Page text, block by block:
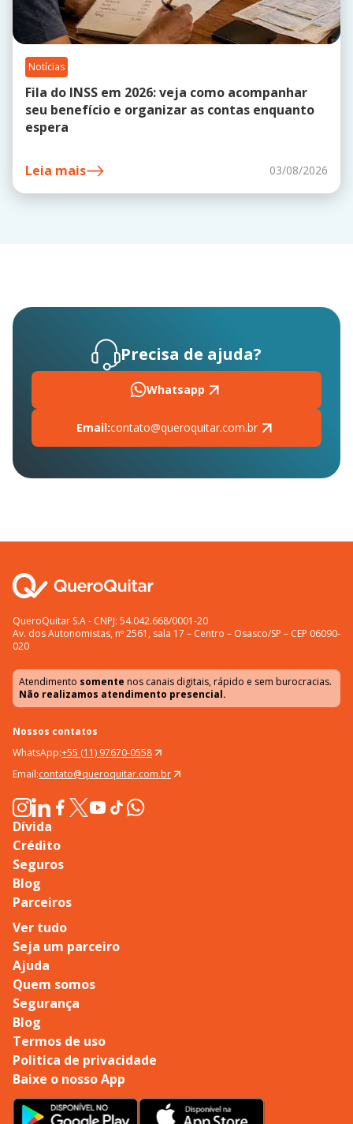
Notícias
Fila do INSS em 2026: veja como acompanhar
seu benefício e organizar as contas enquanto
espera
Leia mais 03/08/2026
Precisa de ajuda?
Whatsapp
Email:contato@queroquitar.com.br
QueroQuitar S.A - CNPJ: 54.042.668/0001-20
Av. dos Autonomistas, nº 2561, sala 17 – Centro – Osasco/SP – CEP 06090-
020
Atendimento somente nos canais digitais, rápido e sem burocracias.
Não realizamos atendimento presencial.
Nossos contatos
WhatsApp:+55 (11) 97670-0558
Email:contato@queroquitar.com.br
Dívida
Crédito
Seguros
Blog
Parceiros
Ver tudo
Seja um parceiro
Ajuda
Quem somos
Segurança
Blog
Termos de uso
Politica de privacidade
Baixe o nosso App